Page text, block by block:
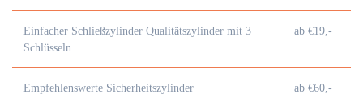
Einfacher Schließzylinder Qualitätszylinder mit 3
Schlüsseln.
ab €19,-
Empfehlenswerte Sicherheitszylinder
ab €60,-